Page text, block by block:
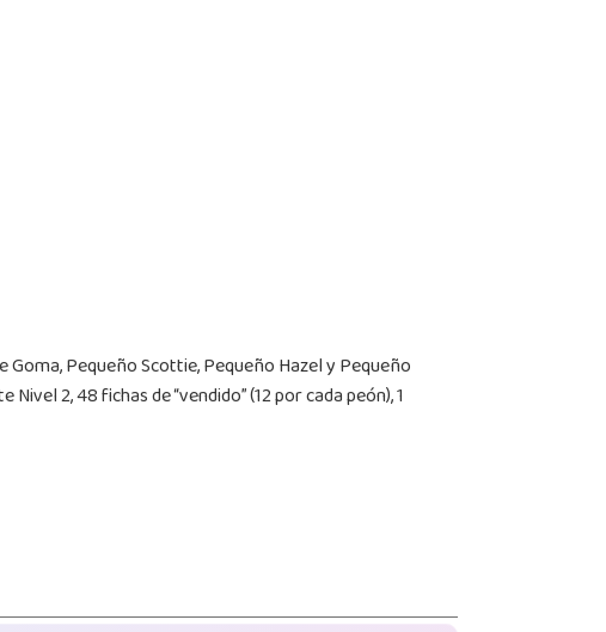
Pequeño Scottie, Pequeño Hazel y Pequeño
2, 48 fichas de “vendido” (12 por cada peón), 1